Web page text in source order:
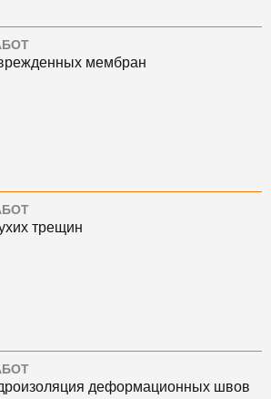
мембран
трещин
деформационных швов